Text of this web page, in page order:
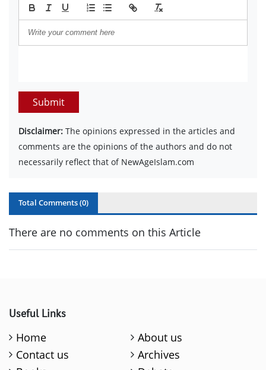
Submit
Disclaimer: The opinions expressed in the articles and
comments are the opinions of the authors and do not
necessarily reflect that of NewAgeIslam.com
Total Comments (0)
There are no comments on this Article
Useful Links
Home
About us
Contact us
Archives